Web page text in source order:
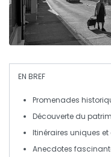
EN BREF
Promenades
Découverte du
Itinéraires uniques et
Anecdotes